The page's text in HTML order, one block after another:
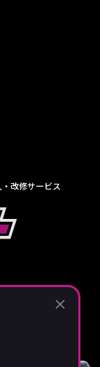
改修サービス
×